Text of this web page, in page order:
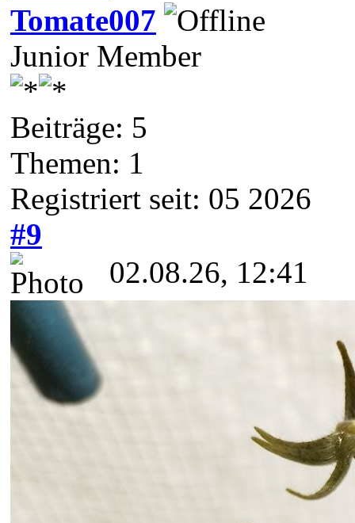
Tomate007
Junior Member
Beiträge: 5
Themen: 1
Registriert seit: 05 2026
#9
02.08.26, 12:41